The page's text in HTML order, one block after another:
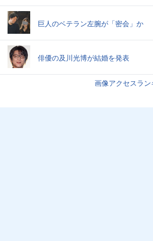
巨人のベテラン左腕が「密会」か
俳優の及川光博が結婚を発表
画像アクセスラ